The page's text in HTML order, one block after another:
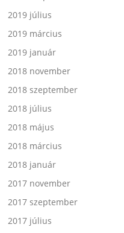
2019 július
2019 március
2019 január
2018 november
2018 szeptember
2018 július
2018 május
2018 március
2018 január
2017 november
2017 szeptember
2017 július